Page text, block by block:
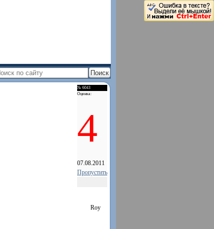
№ 6043
Оценка:
4
07.08.2011
Пропустить
Roy